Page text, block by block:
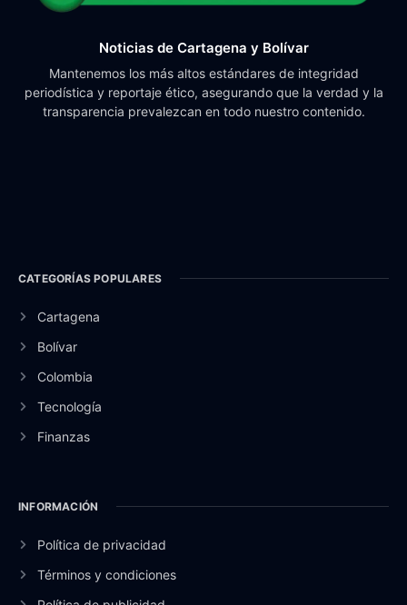
Noticias de Cartagena y Bolívar
Mantenemos los más altos estándares de integridad
periodística y reportaje ético, asegurando que la verdad y la
transparencia prevalezcan en todo nuestro contenido.
CATEGORÍAS POPULARES
Cartagena
Bolívar
Colombia
Tecnología
Finanzas
INFORMACIÓN
Política de privacidad
Términos y condiciones